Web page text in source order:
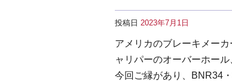
投稿日 2023年7月1日
アメリカのブレーキメー
ャリパーのオーバーホー
今回ご縁があり、BNR34